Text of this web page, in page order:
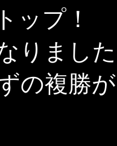
ップ！
りまし
の複勝